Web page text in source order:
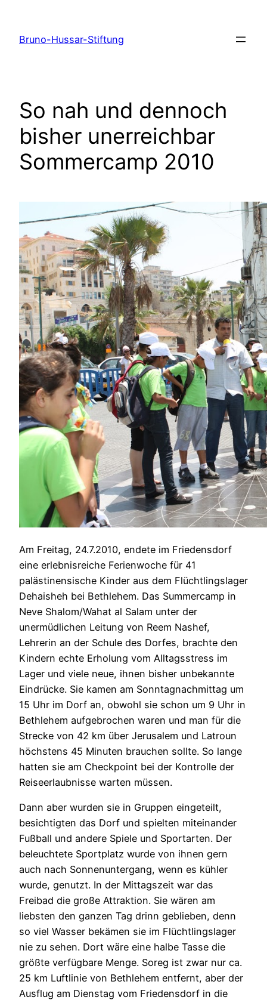
springen
Bruno-Hussar-Stiftung
So nah und dennoch
bisher unerreichbar
Sommercamp 2010
Am Freitag, 24.7.2010, endete im Friedensdorf
eine erlebnisreiche Ferienwoche für 41
palästinensische Kinder aus dem Flüchtlingslager
Dehaisheh bei Bethlehem. Das Summercamp in
Neve Shalom/Wahat al Salam unter der
unermüdlichen Leitung von Reem Nashef,
Lehrerin an der Schule des Dorfes, brachte den
Kindern echte Erholung vom Alltagsstress im
Lager und viele neue, ihnen bisher unbekannte
Eindrücke. Sie kamen am Sonntagnachmittag um
15 Uhr im Dorf an, obwohl sie schon um 9 Uhr in
Bethlehem aufgebrochen waren und man für die
Strecke von 42 km über Jerusalem und Latroun
höchstens 45 Minuten brauchen sollte. So lange
hatten sie am Checkpoint bei der Kontrolle der
Reiseerlaubnisse warten müssen.
Dann aber wurden sie in Gruppen eingeteilt,
besichtigten das Dorf und spielten miteinander
Fußball und andere Spiele und Sportarten. Der
beleuchtete Sportplatz wurde von ihnen gern
auch nach Sonnenuntergang, wenn es kühler
wurde, genutzt. In der Mittagszeit war das
Freibad die große Attraktion. Sie wären am
liebsten den ganzen Tag drinn geblieben, denn
so viel Wasser bekämen sie im Flüchtlingslager
nie zu sehen. Dort wäre eine halbe Tasse die
größte verfügbare Menge. Soreg ist zwar nur ca.
25 km Luftlinie von Bethlehem entfernt, aber der
Ausflug am Dienstag vom Friedensdorf in die